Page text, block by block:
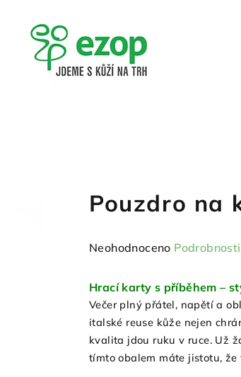
Pouzdro na
Průměrné
produktu
je
0,0
hvězdiček.
Neohodnoceno
Hrací karty s příběhem –
Večer plný přátel, napětí a
italské reuse kůže nejen
kvalita jdou ruku v ruce. Už
tímto obalem máte jistotu,